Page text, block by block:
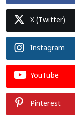
X (Twitter)
Instagram
YouTube
Pinterest